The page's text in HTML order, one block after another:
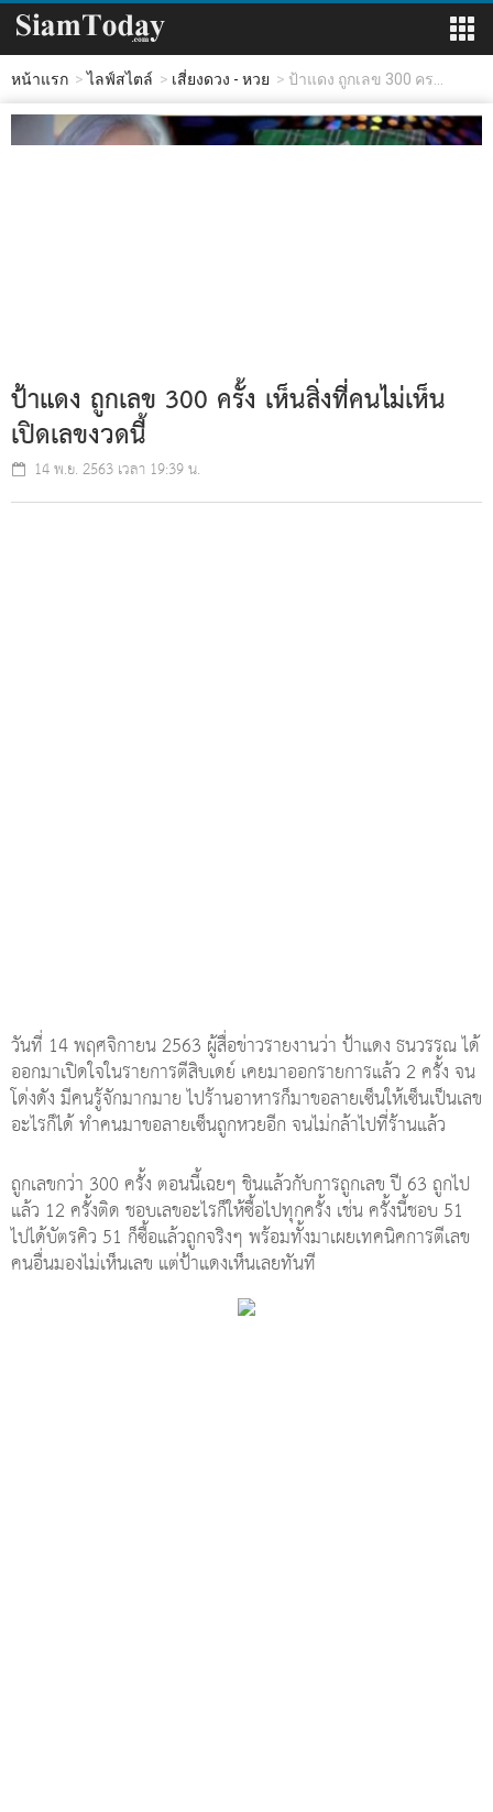
หน้าแรก ไลฟ์สไตล์ เสี่ยงดวง - หวย ป้าแดง ถูกเลข 300 คร...
ป้าแดง ถูกเลข 300 ครั้ง เห็นสิ่งที่คนไม่เห็น
เปิดเลขงวดนี้
14 พ.ย. 2563 เวลา 19:39 น.
วันที่ 14 พฤศจิกายน 2563 ผู้สื่อข่าวรายงานว่า ป้าแดง ธนวรรณ ได้
ออกมาเปิดใจในรายการตีสิบเดย์ เคยมาออกรายการแล้ว 2 ครั้ง จน
โด่งดัง มีคนรู้จักมากมาย ไปร้านอาหารก็มาขอลายเซ็นให้เซ็นเป็นเลข
อะไรก็ได้ ทำคนมาขอลายเซ็นถูกหวยอีก จนไม่กล้าไปที่ร้านแล้ว